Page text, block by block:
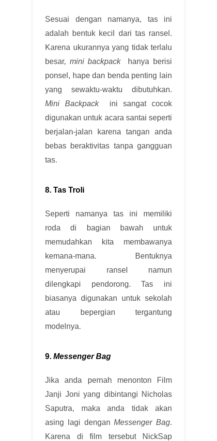
Sesuai dengan namanya, tas ini
adalah bentuk kecil dari tas ransel.
Karena ukurannya yang tidak terlalu
besar, mini backpack
hanya berisi
ponsel, hape dan benda penting lain
yang sewaktu-waktu dibutuhkan.
Mini Backpack
ini sangat cocok
digunakan untuk acara santai seperti
berjalan-jalan karena tangan anda
bebas beraktivitas tanpa gangguan
tas.
8. Tas Troli
Seperti namanya tas ini memiliki
roda di bagian bawah untuk
memudahkan kita membawanya
kemana-mana. Bentuknya
menyerupai ransel namun
dilengkapi pendorong. Tas ini
biasanya digunakan untuk sekolah
atau bepergian tergantung
modelnya.
9. Messenger Bag
Jika anda pernah menonton Film
Janji Joni yang dibintangi Nicholas
Saputra, maka anda tidak akan
asing lagi denganMessenger Bag.
Karena di film tersebut NickSap